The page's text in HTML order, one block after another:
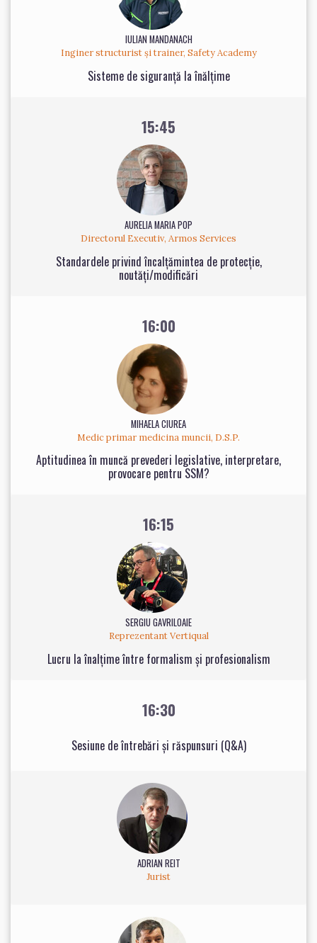
IULIAN MANDANACH
Inginer structurist și trainer, Safety Academy
Sisteme de siguranță la înălțime
15:45
AURELIA MARIA POP
Directorul Executiv, Armos Services
Standardele privind încalțămintea de protecție,
noutăți/modificări
16:00
MIHAELA CIUREA
Medic primar medicina muncii, D.S.P.
Aptitudinea în muncă prevederi legislative, interpretare,
provocare pentru SSM?
16:15
SERGIU GAVRILOAIE
Reprezentant Vertiqual
Lucru la înalțime între formalism și profesionalism
16:30
Sesiune de întrebări și răspunsuri (Q&A)
ADRIAN REIT
Jurist